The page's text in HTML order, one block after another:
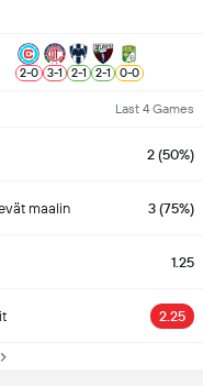
2-0 3-1 2-1 2-1 0-0
Last 4 Games
2 (50%)
maalin 3 (75%)
1.25
2.25